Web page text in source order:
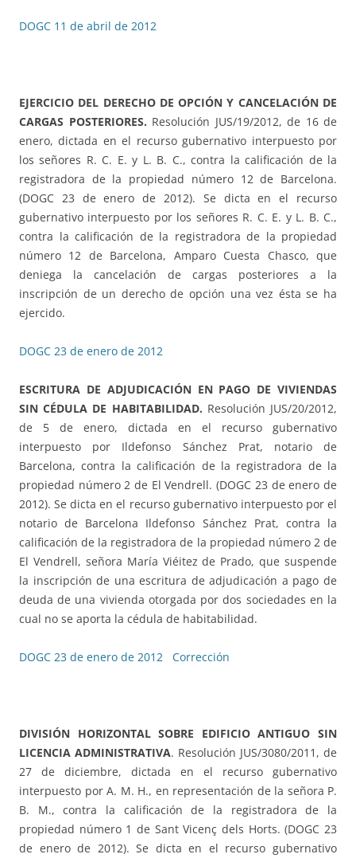
DOGC 11 de abril de 2012
EJERCICIO DEL DERECHO DE OPCIÓN Y CANCELACIÓN DE
CARGAS POSTERIORES. Resolución JUS/19/2012, de 16 de
enero, dictada en el recurso gubernativo interpuesto por
los señores R. C. E. y L. B. C., contra la calificación de la
registradora de la propiedad número 12 de Barcelona.
(DOGC 23 de enero de 2012). Se dicta en el recurso
gubernativo interpuesto por los señores R. C. E. y L. B. C.,
contra la calificación de la registradora de la propiedad
número 12 de Barcelona, Amparo Cuesta Chasco, que
deniega la cancelación de cargas posteriores a la
inscripción de un derecho de opción una vez ésta se ha
ejercido.
DOGC 23 de enero de 2012
ESCRITURA DE ADJUDICACIÓN EN PAGO DE VIVIENDAS
SIN CÉDULA DE HABITABILIDAD. Resolución JUS/20/2012,
de 5 de enero, dictada en el recurso gubernativo
interpuesto por Ildefonso Sánchez Prat, notario de
Barcelona, contra la calificación de la registradora de la
propiedad número 2 de El Vendrell. (DOGC 23 de enero de
2012). Se dicta en el recurso gubernativo interpuesto por el
notario de Barcelona Ildefonso Sánchez Prat, contra la
calificación de la registradora de la propiedad número 2 de
El Vendrell, señora María Viéitez de Prado, que suspende
la inscripción de una escritura de adjudicación a pago de
deuda de una vivienda otorgada por dos sociedades en la
cual no se aporta la cédula de habitabilidad.
DOGC 23 de enero de 2012 Corrección
DIVISIÓN HORIZONTAL SOBRE EDIFICIO ANTIGUO SIN
LICENCIA ADMINISTRATIVA. Resolución JUS/3080/2011, de
27 de diciembre, dictada en el recurso gubernativo
interpuesto por A. M. H., en representación de la señora P.
B. M., contra la calificación de la registradora de la
propiedad número 1 de Sant Vicenç dels Horts. (DOGC 23
de enero de 2012). Se dicta en el recurso gubernativo